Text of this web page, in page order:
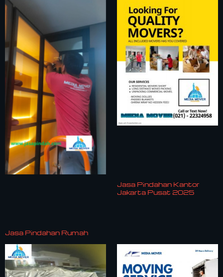
Jasa Pindahan Rumah
Jasa Pindahan Kantor
Jakarta Pusat 2025